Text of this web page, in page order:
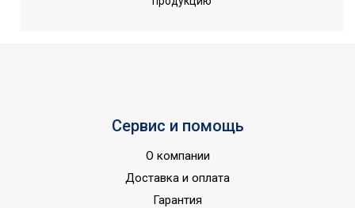
оборудование
IPX0
Сервис и помощь
О компании
Доставка и оплата
Гарантия